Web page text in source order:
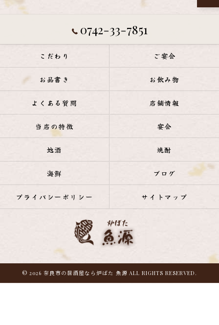
0742-33-7851
こだわり ご宴会
お品書き お飲み物
よくある質問 店舗情報
当店の特徴 宴会
地酒 焼酎
海鮮 ブログ
プライバシーポリシー サイトマップ
© 2026 奈良市の居酒屋なら炉ばた 魚源 ALL RIGHTS RESERVED.